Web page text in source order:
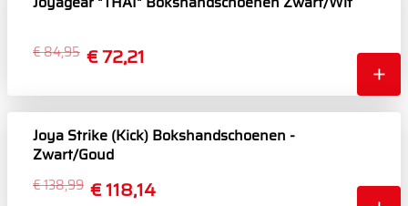
€ 72,21
€ 84,95
Joya Strike (Kick) Bokshandschoenen -
Zwart/Goud
€ 118,14
€ 138,99